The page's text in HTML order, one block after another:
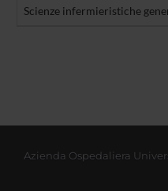
Scienze infermieristiche
Azienda Ospedaliera